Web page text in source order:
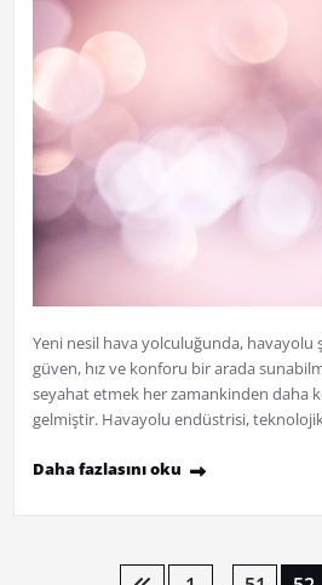
Yeni nesil hava yolculuğunda, havayolu
güven, hız ve konforu bir arada
seyahat etmek her zamankinden daha
gelmiştir. Havayolu endüstrisi,
Daha fazlasını oku